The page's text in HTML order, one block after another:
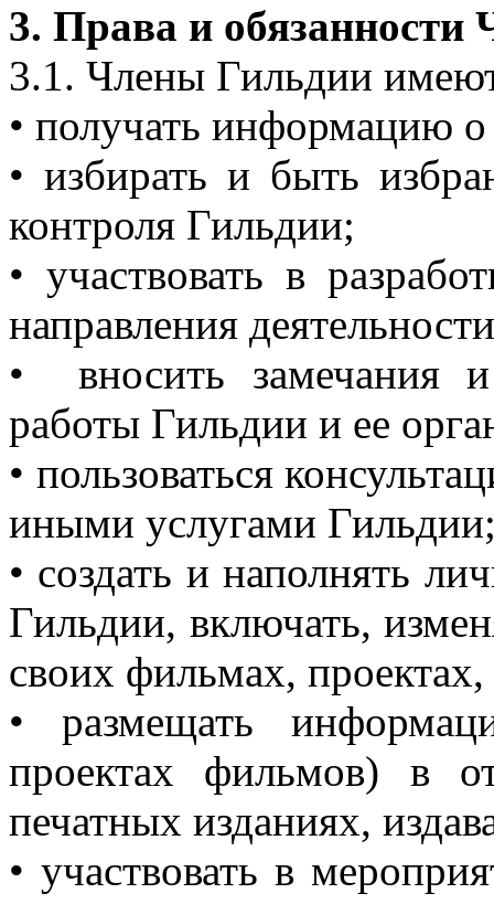
3. Права и обязанности
3.1. Члены Гильдии
• получать информацию
• избирать и быть
контроля Гильдии;
• участвовать в
направления
• вносить замечания
работы Гильдии и ее
• пользоваться
иными услугами
• создать и наполнять
Гильдии, включать,
своих фильмах,
• размещать
проектах фильмов) в
печатных изданиях,
• участвовать в